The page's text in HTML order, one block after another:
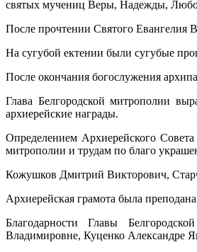
святых мучениц Веры, Надежды,
После прочтении Святого Евангелия
На сугубой ектении были сугубые
После окончания богослужения
Глава Белгородской митрополии
архиерейские награды.
Определением Архиерейского
митрополии и трудам по благо
Кожушков Дмитрий Викторович,
Архиерейская грамота была
Благодарности Главы
Владимировне, Куценко Александре